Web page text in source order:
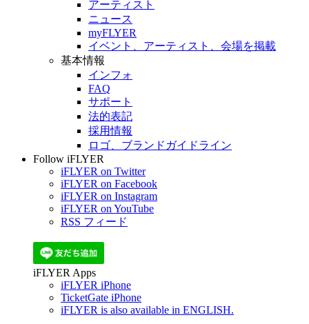
アーティスト
ニュース
myFLYER
イベント、アーティスト、会場を掲載
基本情報
インフォ
FAQ
サポート
法的表記
採用情報
ロゴ、ブランドガイドライン
Follow iFLYER
iFLYER on Twitter
iFLYER on Facebook
iFLYER on Instagram
iFLYER on YouTube
RSS フィード
iFLYER Apps
iFLYER iPhone
TicketGate iPhone
iFLYER is also available in ENGLISH.